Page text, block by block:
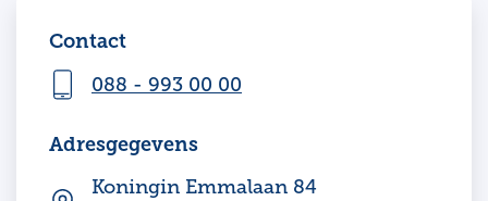
Contact
088 - 993 00 00
Adresgegevens
Koningin Emmalaan 84